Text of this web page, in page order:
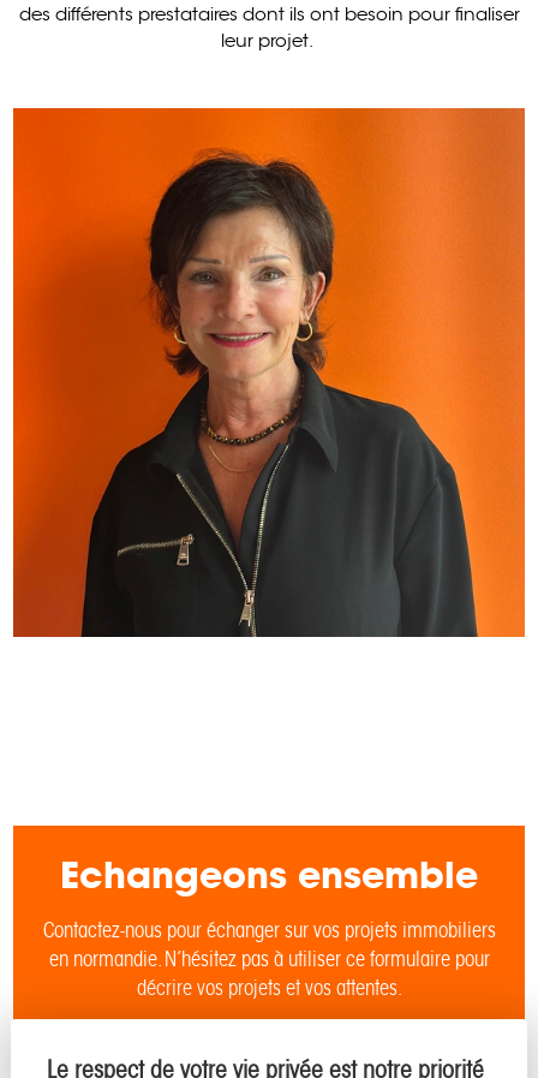
Le respect de votre vie privée est notre priorité
des différents prestataires dont ils ont besoin pour finaliser
leur projet.
Echangeons ensemble
Contactez-nous pour échanger sur vos projets immobiliers
en normandie. N’hésitez pas à utiliser ce formulaire pour
décrire vos projets et vos attentes.